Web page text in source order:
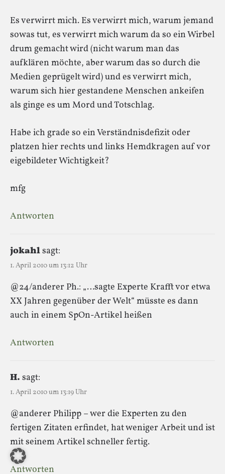
Es verwirrt mich. Es verwirrt mich, warum jemand
sowas tut, es verwirrt mich warum da so ein Wirbel
drum gemacht wird (nicht warum man das
aufklären möchte, aber warum das so durch die
Medien geprügelt wird) und es verwirrt mich,
warum sich hier gestandene Menschen ankeifen
als ginge es um Mord und Totschlag.
Habe ich grade so ein Verständnisdefizit oder
platzen hier rechts und links Hemdkragen auf vor
eigebildeter Wichtigkeit?
mfg
Antworten
jokahlsagt:
1. April 2010 um 13:12 Uhr
@24/anderer Ph.: „…sagte Experte Krafft vor etwa
XX Jahren gegenüber der Welt“ müsste es dann
auch in einem SpOn-Artikel heißen
Antworten
H. sagt:
1. April 2010 um 13:19 Uhr
@anderer Philipp – wer die Experten zu den
fertigen Zitaten erfindet, hat weniger Arbeit und ist
mit seinem Artikel schneller fertig.
Antworten